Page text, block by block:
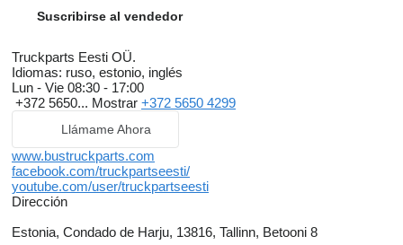
Suscribirse al vendedor
Truckparts Eesti OÜ.
Idiomas: ruso, estonio, inglés
Lun - Vie 08:30 - 17:00
+372 5650... Mostrar +372 5650 4299
Llámame Ahora
www.bustruckparts.com
facebook.com/truckpartseesti/
youtube.com/user/truckpartseesti
Dirección
Estonia, Condado de Harju, 13816, Tallinn, Betooni 8